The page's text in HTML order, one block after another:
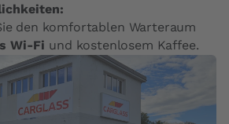
den komfortablen Warteraum
Wi-Fi und kostenlosem Kaffee.